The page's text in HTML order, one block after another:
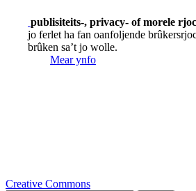
publisiteits-, privacy- of morele
jo ferlet ha fan oanfoljende
brûken sa’t jo wolle.
Mear ynfo
Creative Commons